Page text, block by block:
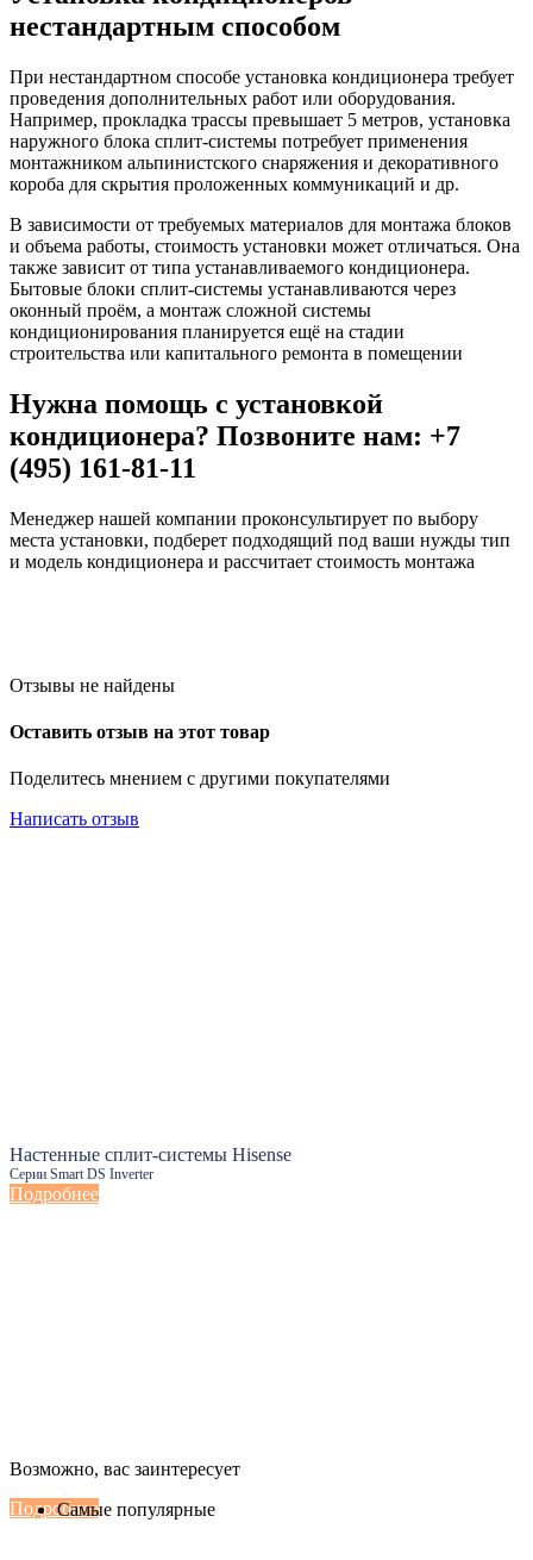
нестандартным способом
При нестандартном способе установка кондиционера требует
проведения дополнительных работ или оборудования.
Например, прокладка трассы превышает 5 метров, установка
наружного блока сплит-системы потребует применения
монтажником альпинистского снаряжения и декоративного
короба для скрытия проложенных коммуникаций и др.
В зависимости от требуемых материалов для монтажа блоков
и объема работы, стоимость установки может отличаться. Она
также зависит от типа устанавливаемого кондиционера.
Бытовые блоки сплит-системы устанавливаются через
оконный проём, а монтаж сложной системы
кондиционирования планируется ещё на стадии
строительства или капитального ремонта в помещении
Нужна помощь с установкой
кондиционера? Позвоните нам: +7
(495) 161-81-11
Менеджер нашей компании проконсультирует по выбору
места установки, подберет подходящий под ваши нужды тип
и модель кондиционера и рассчитает стоимость монтажа
Отзывы не найдены
Оставить отзыв на этот товар
Поделитесь мнением с другими покупателями
Написать отзыв
Настенные сплит-системы Hisense
Серии Smart DS Inverter
Подробнее
Настенные сплит-системы Haier
Подробнее
Возможно, вас заинтересует
Самые популярные